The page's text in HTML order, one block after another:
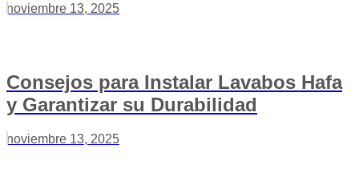
noviembre 13, 2025
Consejos para Instalar Lavabos Hafa
y Garantizar su Durabilidad
noviembre 13, 2025